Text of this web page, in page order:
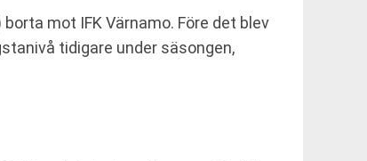
mot IFK Värnamo. Före det blev
tidigare under säsongen,